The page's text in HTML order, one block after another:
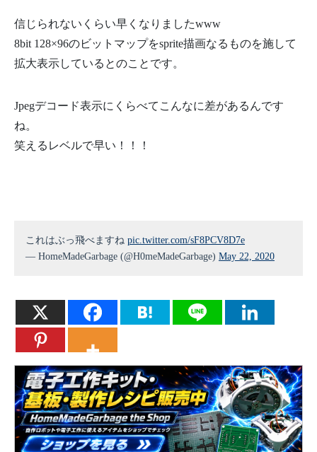
信じられないくらい早くなりましたwww
8bit 128×96のビットマップをsprite描画なるものを施して
拡大表示しているとのことです。
Jpegデコード表示にくらべてこんなに差があるんです
ね。
笑えるレベルで早い！！！
これはぶっ飛べますね pic.twitter.com/sF8PCV8D7e
— HomeMadeGarbage (@H0meMadeGarbage) May 22, 2020